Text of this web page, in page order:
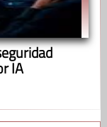
IA